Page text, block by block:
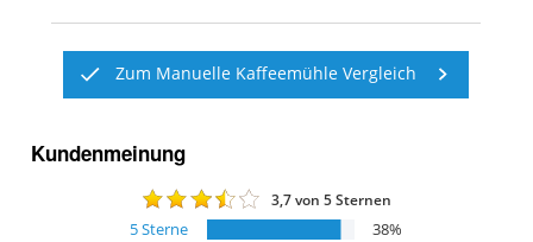
Zum Manuelle Kaffeemühle Vergleich
Kundenmeinung
3,7von 5 Sternen
5Sterne 38%